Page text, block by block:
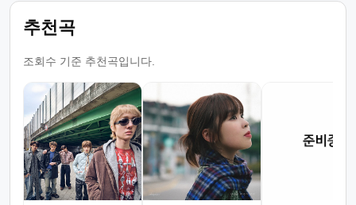
추천곡
조회수 기준 추천곡입니다.